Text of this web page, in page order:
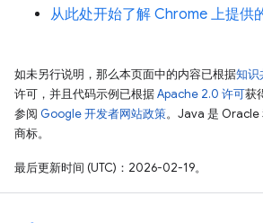
从此处开始了解 Chrome 上提供
如未另行说明，那么本页面中的内容已根据知识
许可，并且代码示例已根据Apache 2.0 许可获
参阅 Google 开发者网站政策。Java 是 Oracle
商标。
最后更新时间 (UTC)：2026-02-19。